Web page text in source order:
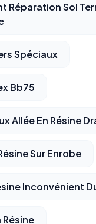
Réparation Sol
Spéciaux
Bb75
Allée En Résine
Sur Enrobe
Inconvénient
Résine